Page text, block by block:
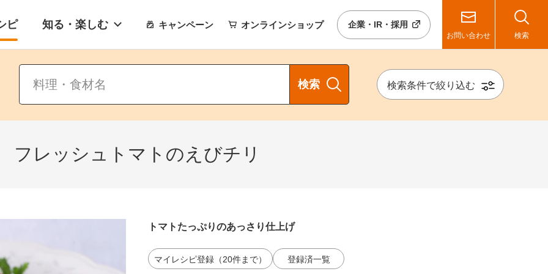
ピ 知る・楽しむ キャンペーン オンラインショップ 企業・IR・採用
お問い合わせ 検索
検索 検索条件で絞り込む
フレッシュトマトのえびチリ
トマトたっぷりのあっさり仕上げ
マイレシピ登録（20件まで） 登録済一覧